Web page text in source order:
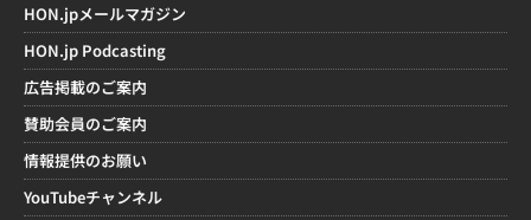
HON.jpメールマガジン
HON.jp Podcasting
広告掲載のご案内
賛助会員のご案内
情報提供のお願い
YouTubeチャンネル